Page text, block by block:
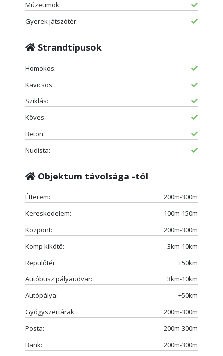
Múzeumok:
Gyerek játszótér:
Strandtípusok
Homokos:
Kavicsos:
Sziklás:
Köves:
Beton:
Nudista:
Objektum távolsága -tól
Étterem:
200m-300m
Kereskedelem:
100m-150m
Központ:
200m-300m
Komp kikötő:
3km-10km
Repülőtér:
+50km
Autóbusz pályaudvar:
3km-10km
Autópálya:
+50km
Gyógyszertárak:
200m-300m
Posta:
200m-300m
Bank:
200m-300m